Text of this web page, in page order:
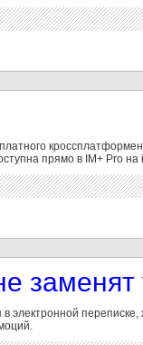
прямо в IM+ Pro на
заменят
электронной